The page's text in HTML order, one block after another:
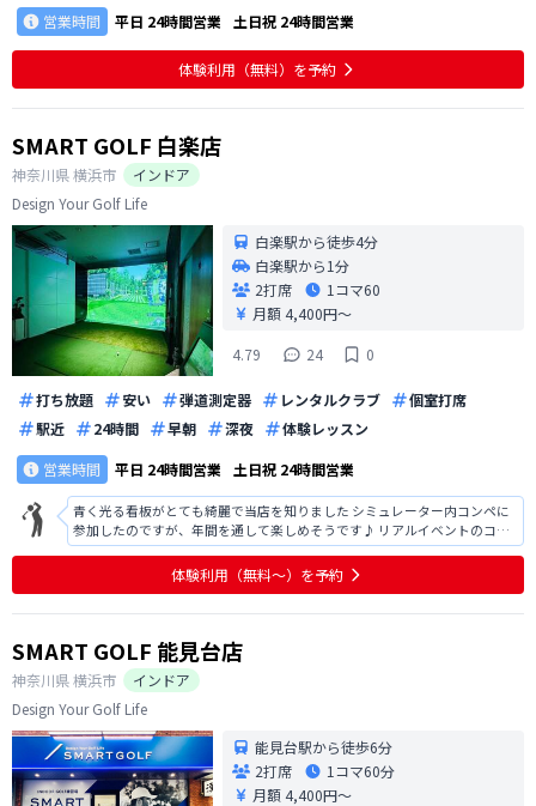
営業時間
平日 24時間営業 土日祝 24時間営業
体験利用（無料）を予約
SMART GOLF 白楽店
神奈川県横浜市
インドア
Design Your Golf Life
白楽駅から徒歩4分
白楽駅から1分
2打席
1コマ60
月額 4,400円〜
4.79
24 0
打ち放題 安い 弾道測定器 レンタルクラブ
個室打席
駅近
24時間 早朝 深夜
体験レッスン
営業時間
平日 24時間営業 土日祝 24時間営業
青く光る看板がとても綺麗で当店を知りました シミュレーター内コンペに
参加したのですが、年間を通して楽しめそうです♪ リアルイベントのコン
ペにも行ってみたいです！
体験利用（無料〜）を予約
SMART GOLF 能見台店
神奈川県横浜市
インドア
Design Your Golf Life
能見台駅から徒歩6分
2打席
1コマ60分
月額 4,400円〜